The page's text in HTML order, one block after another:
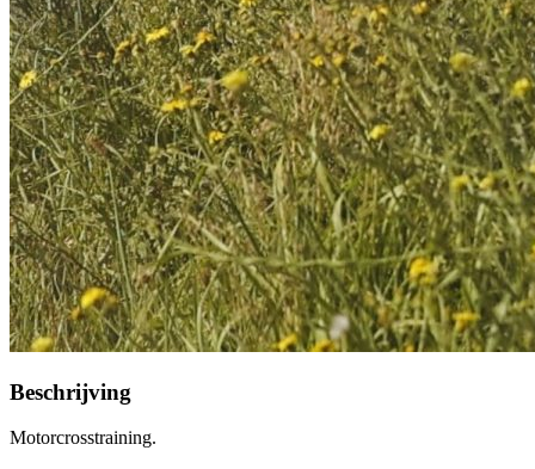
Beschrijving
Motorcrosstraining.